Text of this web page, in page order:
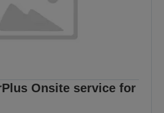
Onsite service for